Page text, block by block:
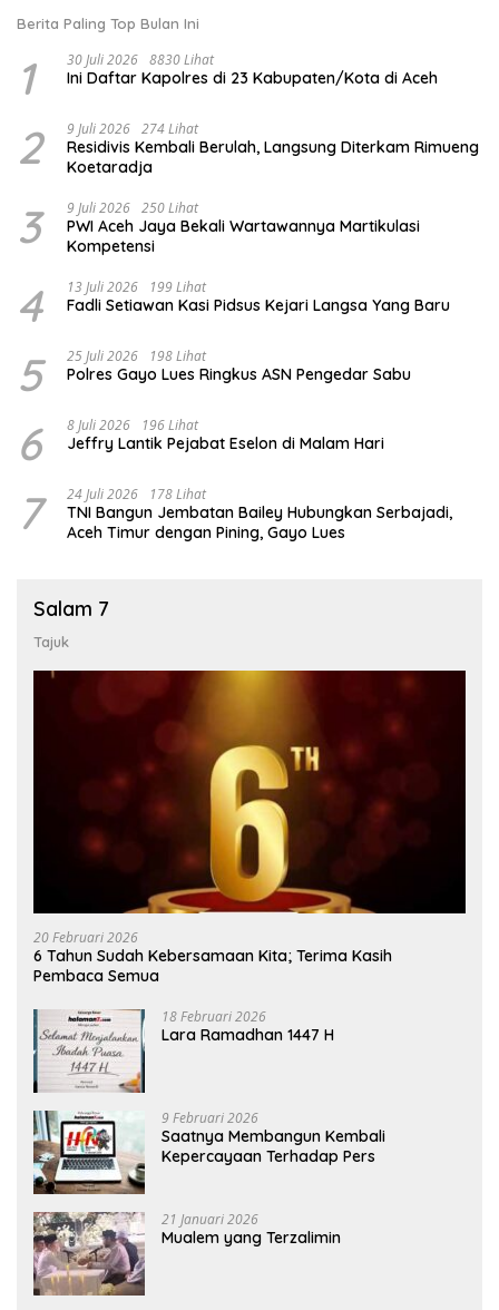
Berita Paling Top Bulan Ini
1 30 Juli 2026 8830 Lihat
Ini Daftar Kapolres di 23 Kabupaten/Kota di Aceh
2 9 Juli 2026 274 Lihat
Residivis Kembali Berulah, Langsung Diterkam Rimueng
Koetaradja
3 9 Juli 2026 250 Lihat
PWI Aceh Jaya Bekali Wartawannya Martikulasi
Kompetensi
4 13 Juli 2026 199 Lihat
Fadli Setiawan Kasi Pidsus Kejari Langsa Yang Baru
5 25 Juli 2026 198 Lihat
Polres Gayo Lues Ringkus ASN Pengedar Sabu
6 8 Juli 2026 196 Lihat
Jeffry Lantik Pejabat Eselon di Malam Hari
7 24 Juli 2026 178 Lihat
TNI Bangun Jembatan Bailey Hubungkan Serbajadi,
Aceh Timur dengan Pining, Gayo Lues
Salam 7
Tajuk
20 Februari 2026
6 Tahun Sudah Kebersamaan Kita; Terima Kasih
Pembaca Semua
18 Februari 2026
Lara Ramadhan 1447 H
9 Februari 2026
Saatnya Membangun Kembali
Kepercayaan Terhadap Pers
21 Januari 2026
Mualem yang Terzalimin